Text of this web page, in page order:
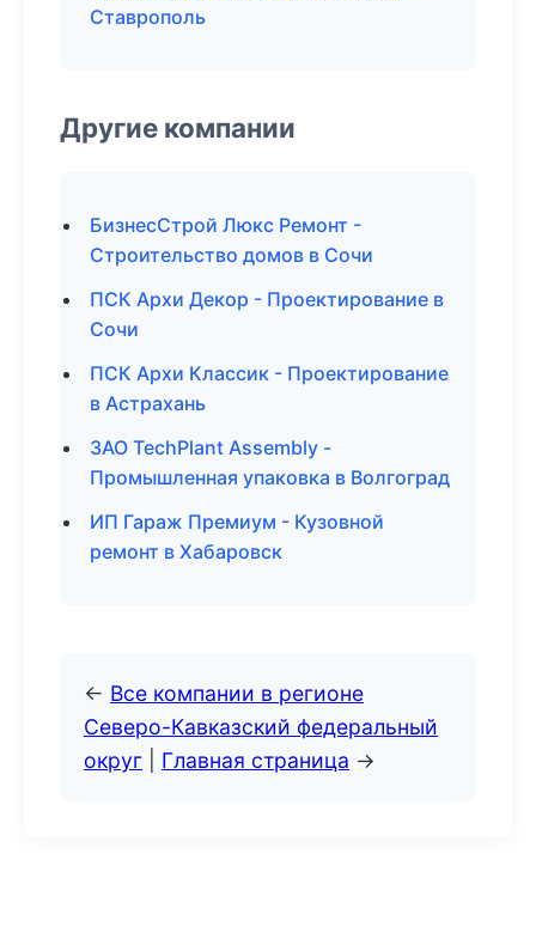
Ставрополь
Другие компании
БизнесСтрой Люкс Ремонт -
Строительство домов в Сочи
ПСК Архи Декор - Проектирование в
Сочи
ПСК Архи Классик - Проектирование
в Астрахань
ЗАО TechPlant Assembly -
Промышленная упаковка в Волгоград
ИП Гараж Премиум - Кузовной
ремонт в Хабаровск
← Все компании в регионе
Северо-Кавказский федеральный
округ
Главная страница →